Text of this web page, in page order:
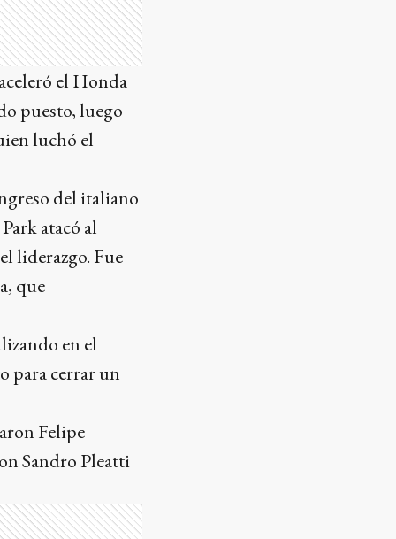
el Honda
puesto, luego
luchó el
del italiano
atacó al
liderazgo. Fue
que
en el
para cerrar un
Felipe
Sandro Pleatti